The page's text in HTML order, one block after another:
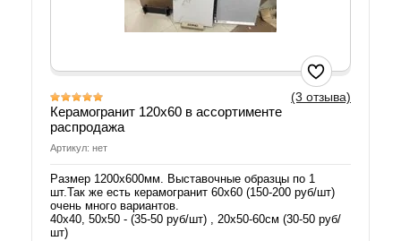
(3 отзыва)
Керамогранит 120х60 в ассортименте
распродажа
Артикул: нет
Размер 1200х600мм. Выставочные образцы по 1
шт.Так же есть керамогранит 60х60 (150-200 руб/шт)
очень много вариантов.
40х40, 50х50 - (35-50 руб/шт) , 20х50-60см (30-50 руб/
шт)